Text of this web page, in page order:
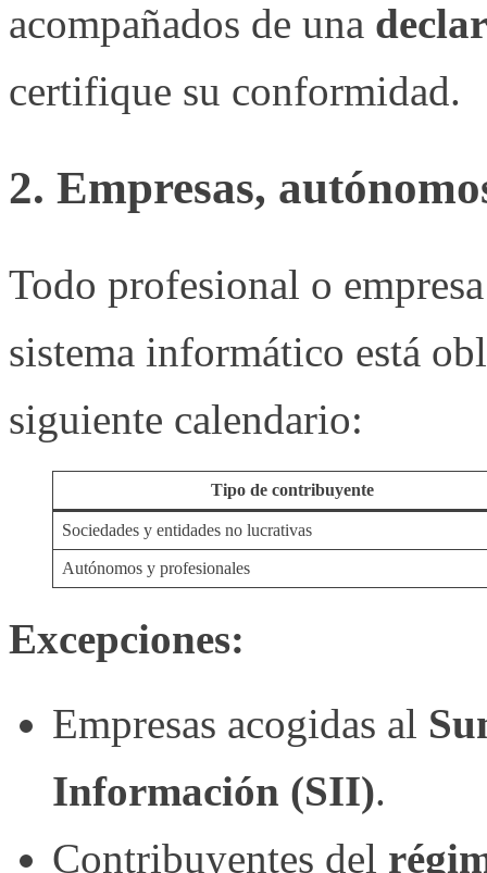
acompañados de una
certifique su conformidad.
2. Empresas,
Todo profesional o
sistema informático está
siguiente calendario:
Tipo de contribuyente
Sociedades y entidades no lucrativas
Autónomos y profesionales
Excepciones:
Empresas acogidas al
Información (SII).
Contribuyentes del